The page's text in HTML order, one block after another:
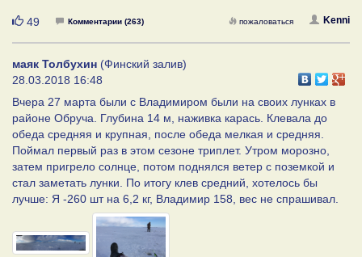
Нравится
49 Комментарии (263) Kenni
пожаловаться
маяк Толбухин (Финский залив)
28.03.2018 16:48
Вчера 27 марта были с Владимиром были на своих лунках в
районе Обруча. Глубина 14 м, наживка карась. Клевала до
обеда средняя и крупная, после обеда мелкая и средняя.
Поймал первый раз в этом сезоне триплет. Утром морозно,
затем пригрело солнце, потом поднялся ветер с поземкой и
стал заметать лунки. По итогу клев средний, хотелось бы
лучше: Я -260 шт на 6,2 кг, Владимир 158, вес не спрашивал.